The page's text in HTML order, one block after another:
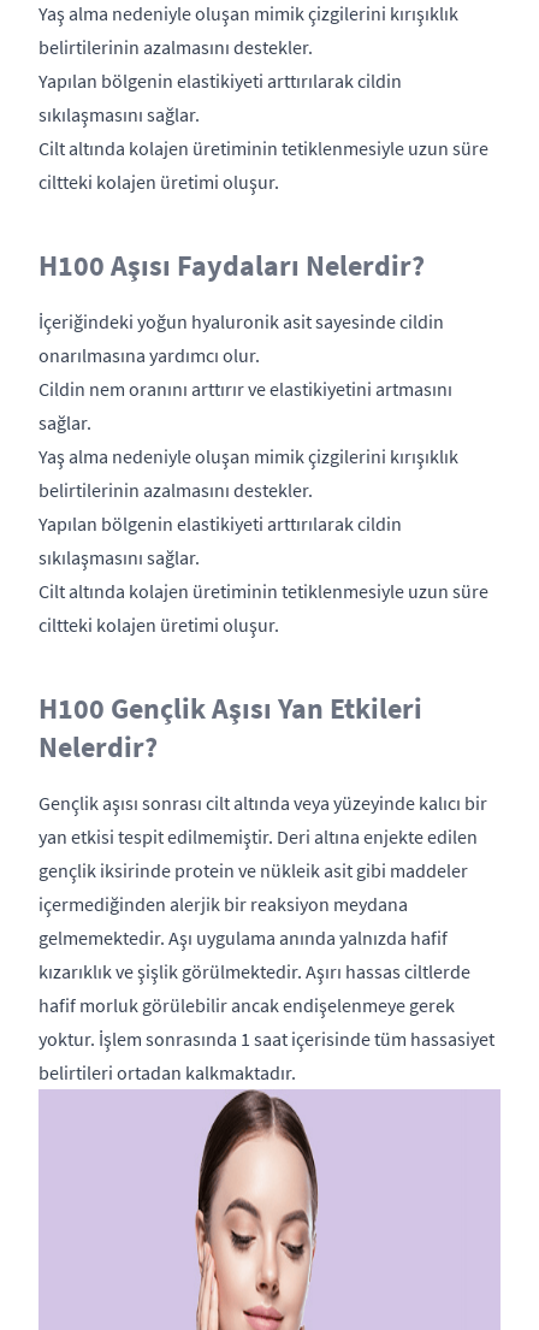
Yaş alma nedeniyle oluşan mimik çizgilerini kırışıklık
belirtilerinin azalmasını destekler.
Yapılan bölgenin elastikiyeti arttırılarak cildin
sıkılaşmasını sağlar.
Cilt altında kolajen üretiminin tetiklenmesiyle uzun süre
ciltteki kolajen üretimi oluşur.
H100 Aşısı Faydaları Nelerdir?
İçeriğindeki yoğun hyaluronik asit sayesinde cildin
onarılmasına yardımcı olur.
Cildin nem oranını arttırır ve elastikiyetini artmasını
sağlar.
Yaş alma nedeniyle oluşan mimik çizgilerini kırışıklık
belirtilerinin azalmasını destekler.
Yapılan bölgenin elastikiyeti arttırılarak cildin
sıkılaşmasını sağlar.
Cilt altında kolajen üretiminin tetiklenmesiyle uzun süre
ciltteki kolajen üretimi oluşur.
H100 Gençlik Aşısı Yan Etkileri
Nelerdir?
Gençlik aşısı sonrası cilt altında veya yüzeyinde kalıcı bir
yan etkisi tespit edilmemiştir. Deri altına enjekte edilen
gençlik iksirinde protein ve nükleik asit gibi maddeler
içermediğinden alerjik bir reaksiyon meydana
gelmemektedir. Aşı uygulama anında yalnızda hafif
kızarıklık ve şişlik görülmektedir. Aşırı hassas ciltlerde
hafif morluk görülebilir ancak endişelenmeye gerek
yoktur. İşlem sonrasında 1 saat içerisinde tüm hassasiyet
belirtileri ortadan kalkmaktadır.